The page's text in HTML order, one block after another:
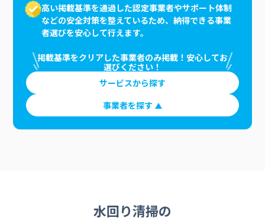
高い掲載基準を通過した認定事業者やサポート体制
などの安全対策を整えているため、納得できる事業
者選びを安心して行えます。
掲載基準をクリアした事業者のみ掲載！安心してお
選びください！
サービスから探す
事業者を探す
水回り清掃の